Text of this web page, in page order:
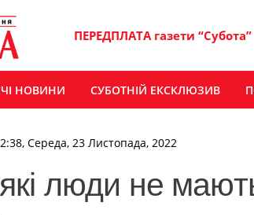
ПЕРЕДПЛАТА газети “Субота”
НОВИНИ СУБОТНІЙ ЕКСКЛЮЗИВ
Середа, 23 Листопада, 2022
люди не